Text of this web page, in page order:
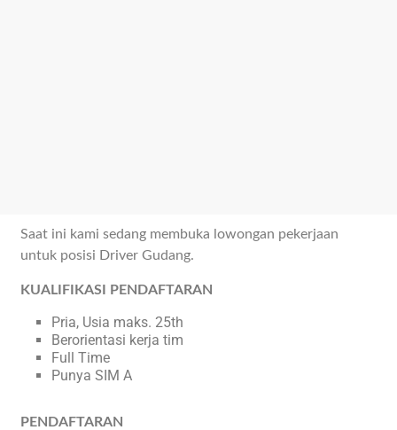
Saat ini kami sedang membuka lowongan pekerjaan
untuk posisi Driver Gudang.
KUALIFIKASI PENDAFTARAN
Pria, Usia maks. 25th
Berorientasi kerja tim
Full Time
Punya SIM A
PENDAFTARAN